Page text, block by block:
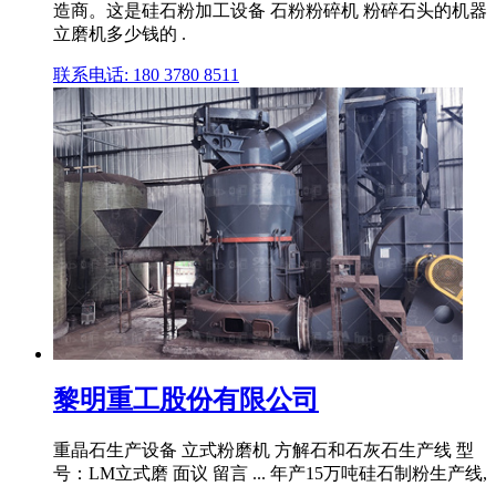
造商。这是硅石粉加工设备 石粉粉碎机 粉碎石头的机器
立磨机多少钱的 .
联系电话: 180 3780 8511
黎明重工股份有限公司
重晶石生产设备 立式粉磨机 方解石和石灰石生产线 型
号：LM立式磨 面议 留言 ... 年产15万吨硅石制粉生产线,